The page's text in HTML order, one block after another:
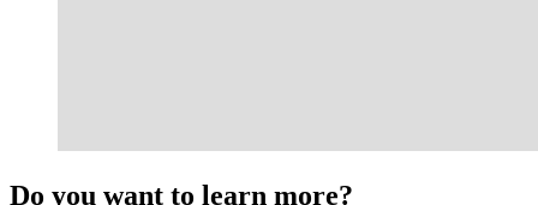
Do you want to learn more?